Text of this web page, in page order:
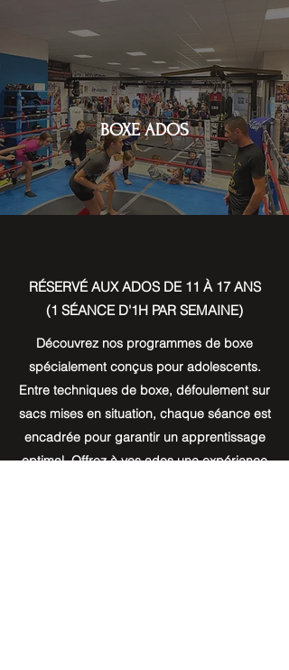
BOXE ADOS
RÉSERVÉ AUX ADOS DE 11 À 17 ANS
(1 SÉANCE D'1H PAR SEMAINE)
Découvrez nos programmes de boxe
spécialement conçus pour adolescents.
Entre techniques de boxe, défoulement sur
sacs mises en situation, chaque séance est
encadrée pour garantir un apprentissage
optimal. Offrez à vos ados une expérience